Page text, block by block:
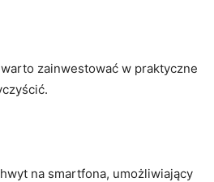
zainwestować w praktyczne
na smartfona, ​umożliwiający